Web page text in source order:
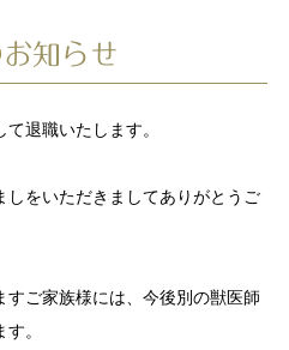
知らせ
退職いたします。
しをいただきましてありがとうご
ご家族様には、今後別の獣医師
。